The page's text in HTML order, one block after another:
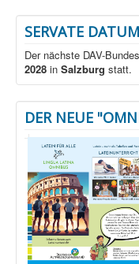
SERVATE
Der nächste DAV-
2028 in Salzburg statt.
DER NEUE